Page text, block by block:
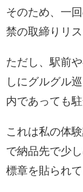
そのため、一
禁の取締りリ
ただし、駅前
しにグルグル
内であっても
これは私の体
で納品先で少
標章を貼られて